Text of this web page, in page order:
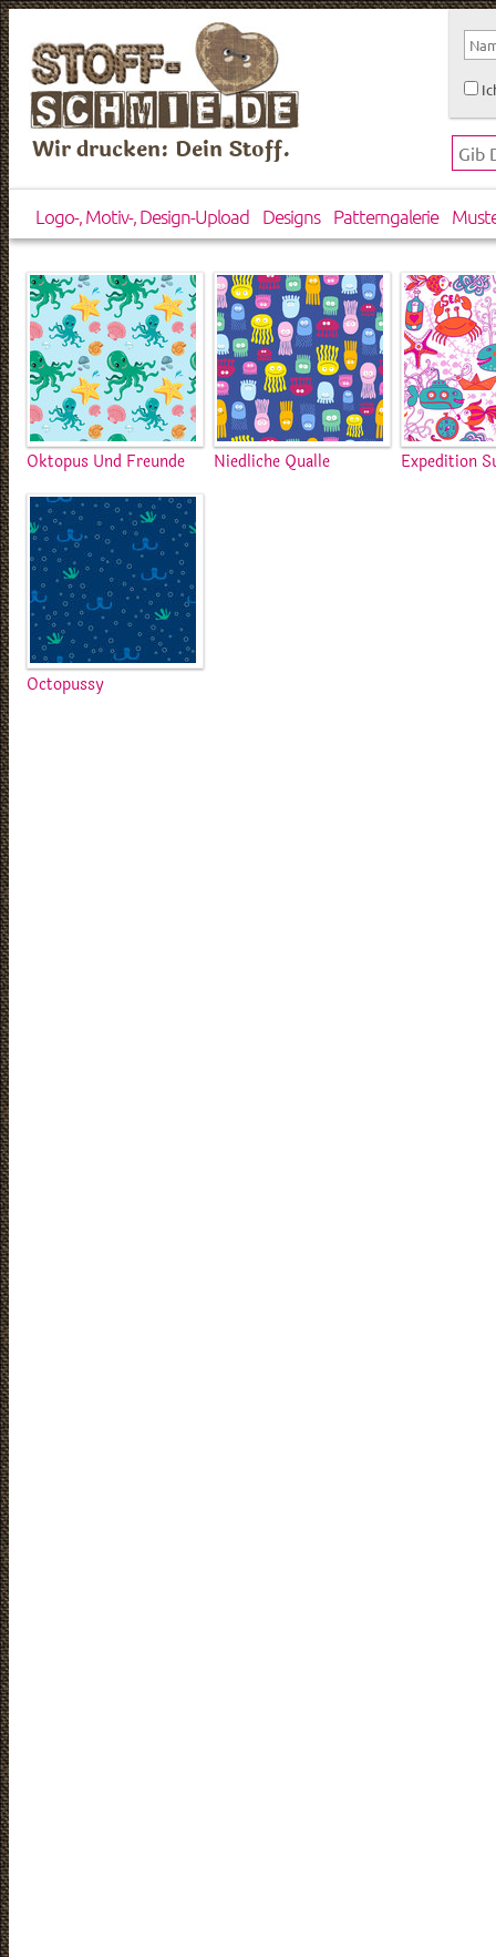
Wir drucken: Dein Stoff.
Logo-, Motiv-, Design-Upload Designs Patterngalerie
Oktopus Und Freunde Niedliche Qualle Expedition
Octopussy